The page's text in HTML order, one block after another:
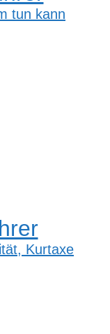
tun kann
Kurtaxe